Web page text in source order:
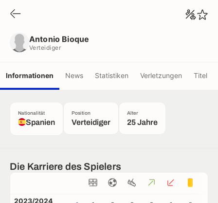
Antonio Bioque
Verteidiger
Informationen News Statistiken Verletzungen Titel
Nationalität
Spanien
Position
Verteidiger
Alter
25 Jahre
Die Karriere des Spielers
2023/2024